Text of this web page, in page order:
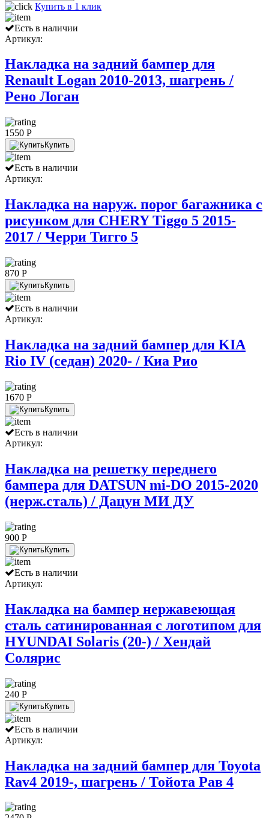
Купить в 1 клик
Есть в наличии
Артикул:
Накладка на задний бампер для
Renault Logan 2010-2013, шагрень /
Рено Логан
1550 P
Купить
Есть в наличии
Артикул:
Накладка на наруж. порог багажника с
рисунком для CHERY Tiggo 5 2015-
2017 / Черри Тигго 5
870 P
Купить
Есть в наличии
Артикул:
Накладка на задний бампер для KIA
Rio IV (седан) 2020- / Киа Рио
1670 P
Купить
Есть в наличии
Артикул:
Накладка на решетку переднего
бампера для DATSUN mi-DO 2015-2020
(нерж.сталь) / Дацун МИ ДУ
900 P
Купить
Есть в наличии
Артикул:
Накладка на бампер нержавеющая
сталь сатинированная с логотипом для
HYUNDAI Solaris (20-) / Хендай
Солярис
240 P
Купить
Есть в наличии
Артикул:
Накладка на задний бампер для Toyota
Rav4 2019-, шагрень / Тойота Рав 4